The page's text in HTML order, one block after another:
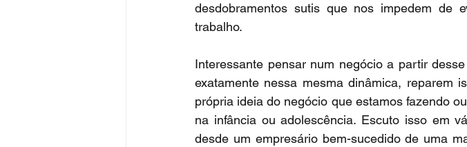
desdobramentos sutis que nos impedem
trabalho.
Interessante pensar num negócio a partir
exatamente nessa mesma dinâmica, reparem
própria ideia do negócio que estamos fazendo
na infância ou adolescência. Escuto isso em
desde um empresário bem-sucedido de uma